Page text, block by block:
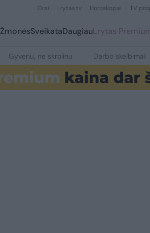
Orai Lrytas.tv Horoskopai TV
ŽmonėsSveikataDaugiauLrytas
Gyvenu, ne skrolinu Darbo skelbimai